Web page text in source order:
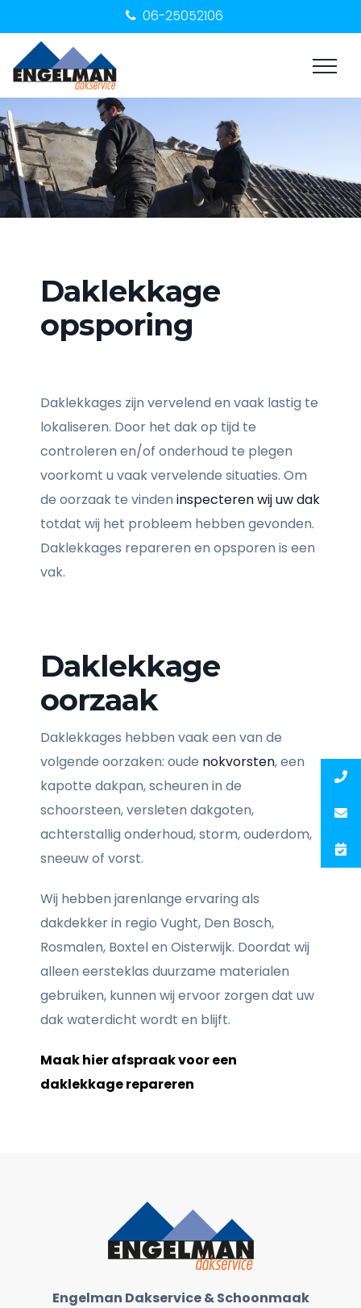
06-25052106
Daklekkage
opsporing
Daklekkages zijn vervelend en vaak lastig te
lokaliseren. Door het dak op tijd te
controleren en/of onderhoud te plegen
voorkomt u vaak vervelende situaties. Om
de oorzaak te vinden inspecteren wij uw dak
totdat wij het probleem hebben gevonden.
Daklekkages repareren en opsporen is een
vak.
Daklekkage
oorzaak
Daklekkages hebben vaak een van de
volgende oorzaken: oude nokvorsten, een
kapotte dakpan, scheuren in de
schoorsteen, versleten dakgoten,
achterstallig onderhoud, storm, ouderdom,
sneeuw of vorst.
Wij hebben jarenlange ervaring als
dakdekker in regio Vught, Den Bosch,
Rosmalen, Boxtel en Oisterwijk. Doordat wij
alleen eersteklas duurzame materialen
gebruiken, kunnen wij ervoor zorgen dat uw
dak waterdicht wordt en blijft.
Maak hier afspraak voor een
daklekkage repareren
Engelman Dakservice & Schoonmaak